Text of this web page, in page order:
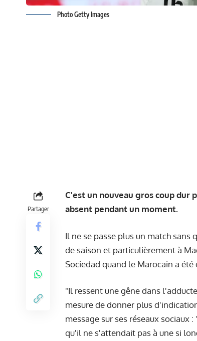
Photo Getty Images
Partager
C'est un nouveau gros coup dur
absent pendant un moment.
Il ne se passe plus un match sans
de saison et particulièrement à
Sociedad quand le Marocain a
"Il ressent une gêne dans
mesure de donner plus
message sur ses réseaux sociaux
qu'il ne s'attendait pas à une si